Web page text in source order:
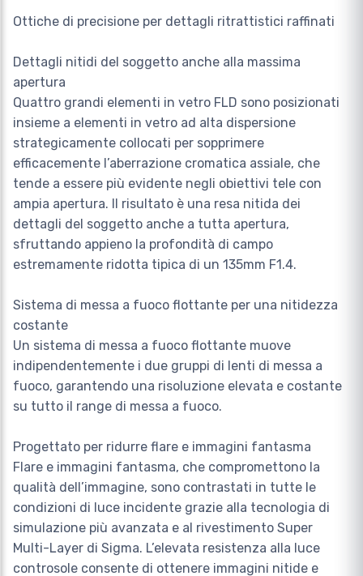
Ottiche di precisione per dettagli ritrattistici raffinati
Dettagli nitidi del soggetto anche alla massima
apertura
Quattro grandi elementi in vetro FLD sono posizionati
insieme a elementi in vetro ad alta dispersione
strategicamente collocati per sopprimere
efficacemente l’aberrazione cromatica assiale, che
tende a essere più evidente negli obiettivi tele con
ampia apertura. Il risultato è una resa nitida dei
dettagli del soggetto anche a tutta apertura,
sfruttando appieno la profondità di campo
estremamente ridotta tipica di un 135mm F1.4.
Sistema di messa a fuoco flottante per una nitidezza
costante
Un sistema di messa a fuoco flottante muove
indipendentemente i due gruppi di lenti di messa a
fuoco, garantendo una risoluzione elevata e costante
su tutto il range di messa a fuoco.
Progettato per ridurre flare e immagini fantasma
Flare e immagini fantasma, che compromettono la
qualità dell’immagine, sono contrastati in tutte le
condizioni di luce incidente grazie alla tecnologia di
simulazione più avanzata e al rivestimento Super
Multi-Layer di Sigma. L’elevata resistenza alla luce
controsole consente di ottenere immagini nitide e